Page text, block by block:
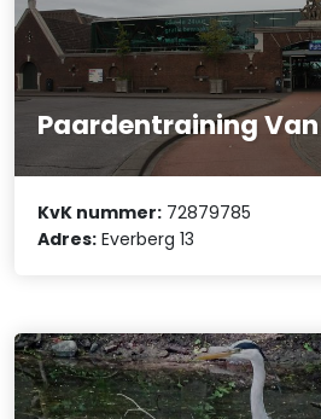
Paardentraining
KvK nummer: 72879785
Adres: Everberg 13